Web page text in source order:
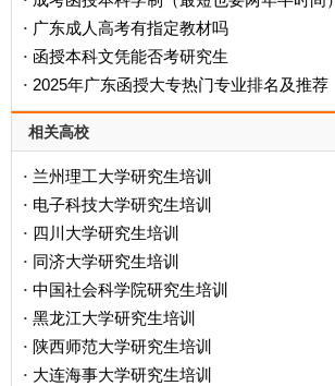
· 广东成人高考有指定教材吗
· 函授本科文凭能否考研究生
· 2025年广东函授大专热门专业排名及推荐
相关高校
· 兰州理工大学研究生培训
· 电子科技大学研究生培训
· 四川大学研究生培训
· 同济大学研究生培训
· 中国社会科学院研究生培训
· 黑龙江大学研究生培训
· 陕西师范大学研究生培训
· 大连海事大学研究生培训